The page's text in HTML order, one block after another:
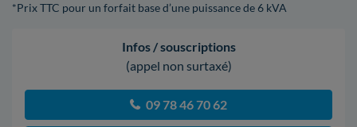
*Prix TTC pour un forfait base d’une puissance de 6 kVA
Infos / souscriptions
(appel non surtaxé)
09 78 46 70 62